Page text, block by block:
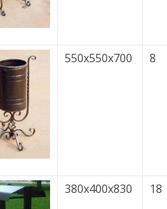
550х550х700 8
380х400х830 18